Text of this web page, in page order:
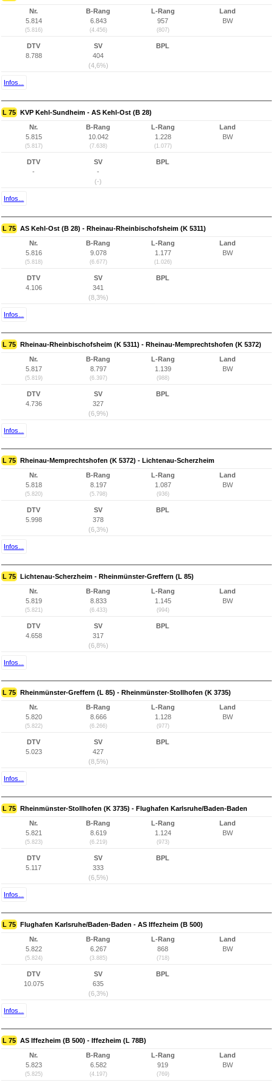
Nr.
5.814
(5.816)
B-Rang
6.843
(4.456)
L-Rang
957
(807)
Land
BW
DTV
8.788
SV
404
(4,6%)
BPL
Infos...
L 75 KVP Kehl-Sundheim - AS Kehl-Ost (B 28)
Nr.
5.815
(5.817)
B-Rang
10.042
(7.638)
L-Rang
1.228
(1.077)
Land
BW
DTV
-
SV
-
(-)
BPL
Infos...
L 75 AS Kehl-Ost (B 28) - Rheinau-Rheinbischofsheim (K 5311)
Nr.
5.816
(5.818)
B-Rang
9.078
(6.677)
L-Rang
1.177
(1.026)
Land
BW
DTV
4.106
SV
341
(8,3%)
BPL
Infos...
L 75 Rheinau-Rheinbischofsheim (K 5311) - Rheinau-Memprechtshofen (K 5372)
Nr.
5.817
(5.819)
B-Rang
8.797
(6.397)
L-Rang
1.139
(988)
Land
BW
DTV
4.736
SV
327
(6,9%)
BPL
Infos...
L 75 Rheinau-Memprechtshofen (K 5372) - Lichtenau-Scherzheim
Nr.
5.818
(5.820)
B-Rang
8.197
(5.798)
L-Rang
1.087
(936)
Land
BW
DTV
5.998
SV
378
(6,3%)
BPL
Infos...
L 75 Lichtenau-Scherzheim - Rheinmünster-Greffern (L 85)
Nr.
5.819
(5.821)
B-Rang
8.833
(6.433)
L-Rang
1.145
(994)
Land
BW
DTV
4.658
SV
317
(6,8%)
BPL
Infos...
L 75 Rheinmünster-Greffern (L 85) - Rheinmünster-Stollhofen (K 3735)
Nr.
5.820
(5.822)
B-Rang
8.666
(6.266)
L-Rang
1.128
(977)
Land
BW
DTV
5.023
SV
427
(8,5%)
BPL
Infos...
L 75 Rheinmünster-Stollhofen (K 3735) - Flughafen Karlsruhe/Baden-Baden
Nr.
5.821
(5.823)
B-Rang
8.619
(6.219)
L-Rang
1.124
(973)
Land
BW
DTV
5.117
SV
333
(6,5%)
BPL
Infos...
L 75 Flughafen Karlsruhe/Baden-Baden - AS Iffezheim (B 500)
Nr.
5.822
(5.824)
B-Rang
6.267
(3.885)
L-Rang
868
(718)
Land
BW
DTV
10.075
SV
635
(6,3%)
BPL
Infos...
L 75 AS Iffezheim (B 500) - Iffezheim (L 78B)
Nr.
5.823
(5.825)
B-Rang
6.582
(4.197)
L-Rang
919
(769)
Land
BW